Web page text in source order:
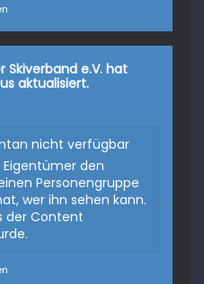
Skiverband e.V. hat
aktualisiert.
nicht verfügbar
Eigentümer den
Personengruppe
wer ihn sehen kann.
der Content